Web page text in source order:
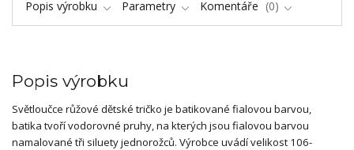
Popis výrobku Parametry Komentáře 0
Popis výrobku
Světloučce růžové dětské tričko je batikované fialovou barvou,
batika tvoří vodorovné pruhy, na kterých jsou fialovou barvou
namalované tři siluety jednorožců. Výrobce uvádí velikost 106-